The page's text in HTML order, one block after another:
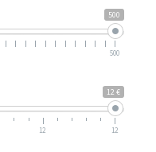
500
500
12 €
12 12